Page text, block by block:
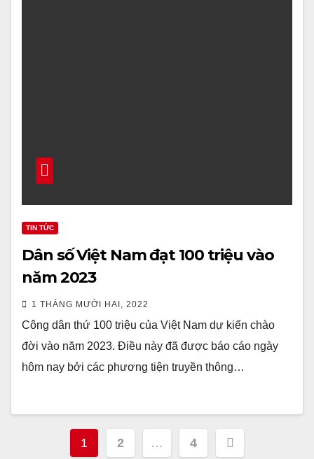
TIN TỨC
Dân số Việt Nam đạt 100 triệu vào
năm 2023
1 THÁNG MƯỜI HAI, 2022
Công dân thứ 100 triệu của Việt Nam dự kiến ​​chào
đời vào năm 2023. Điều này đã được báo cáo ngày
hôm nay bởi các phương tiện truyền thông…
Điều
1 2 … 4